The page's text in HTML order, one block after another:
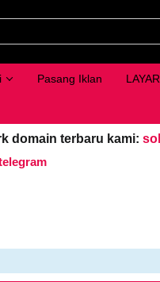
Pasang Iklan
domain terbaru kami: